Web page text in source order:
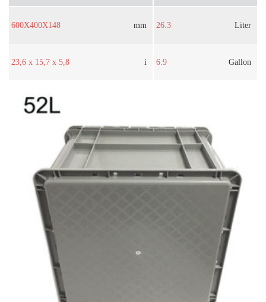
600X400X148 mm
23,6 x 15,7 x 5,8 i
26.3 Liter
6.9 Gallon